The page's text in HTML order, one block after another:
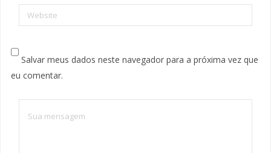
Website
Salvar meus dados neste navegador para a próxima vez que
eu comentar.